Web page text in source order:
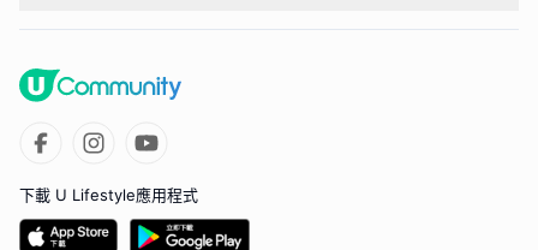
下載 U Lifestyle應用程式